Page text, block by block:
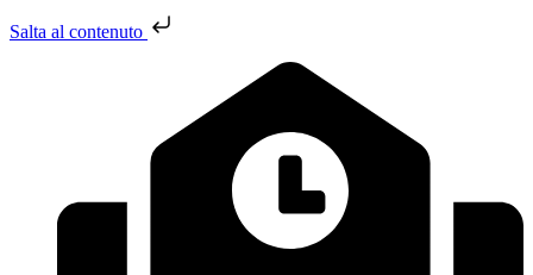
Salta al contenuto